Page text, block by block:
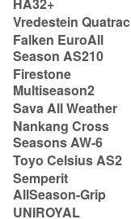
Vredestein Quatrac
Falken EuroAll
Season AS210
Firestone
Multiseason2
Sava All Weather
Nankang Cross
Seasons AW-6
Toyo Celsius AS2
Semperit
AllSeason-Grip
UNIROYAL